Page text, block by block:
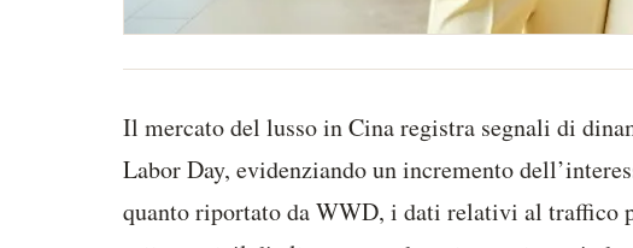
Il mercato del lusso in Cina registra segnali di
Labor Day, evidenziando un incremento
quanto riportato da WWD, i dati relativi al traffico